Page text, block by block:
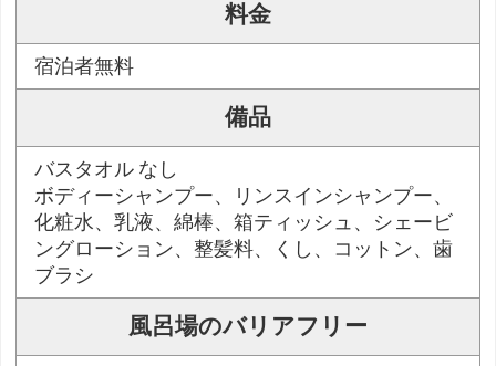
料金
宿泊者無料
備品
バスタオル なし
ボディーシャンプー、リンスインシャンプー、
化粧水、乳液、綿棒、箱ティッシュ、シェービ
ングローション、整髪料、くし、コットン、歯
ブラシ
風呂場のバリアフリー